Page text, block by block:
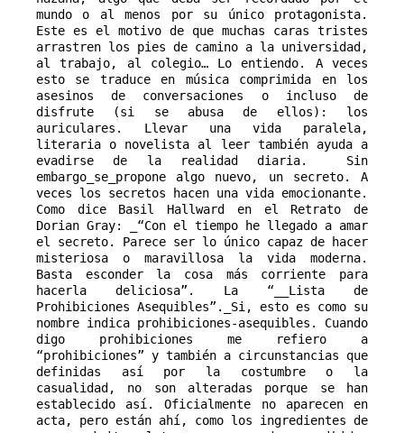
mundo o al menos por su único protagonista.
Este es el motivo de que muchas caras tristes
arrastren los pies de camino a la universidad,
al trabajo, al colegio… Lo entiendo. A veces
esto se traduce en música comprimida en los
asesinos de conversaciones o incluso de
disfrute (si se abusa de ellos): los
auriculares. Llevar una vida paralela,
literaria o novelista al leer también ayuda a
evadirse de la realidad diaria.  Sin
embargo_se_propone algo nuevo, un secreto. A
veces los secretos hacen una vida emocionante.
Como dice Basil Hallward en el Retrato de
Dorian Gray: _“Con el tiempo he llegado a amar
el secreto. Parece ser lo único capaz de hacer
misteriosa o maravillosa la vida moderna.
Basta esconder la cosa más corriente para
hacerla deliciosa”. La “__Lista de
Prohibiciones Asequibles”._Si, esto es como su
nombre indica prohibiciones-asequibles. Cuando
digo prohibiciones me refiero a
“prohibiciones” y también a circunstancias que
definidas así por la costumbre o la
casualidad, no son alteradas porque se han
establecido así. Oficialmente no aparecen en
acta, pero están ahí, como los ingredientes de